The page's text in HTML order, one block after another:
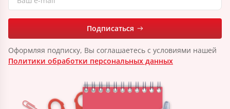
Подписаться
Оформляя подписку, Вы соглашаетесь с условиями нашей
Политики обработки персональных данных